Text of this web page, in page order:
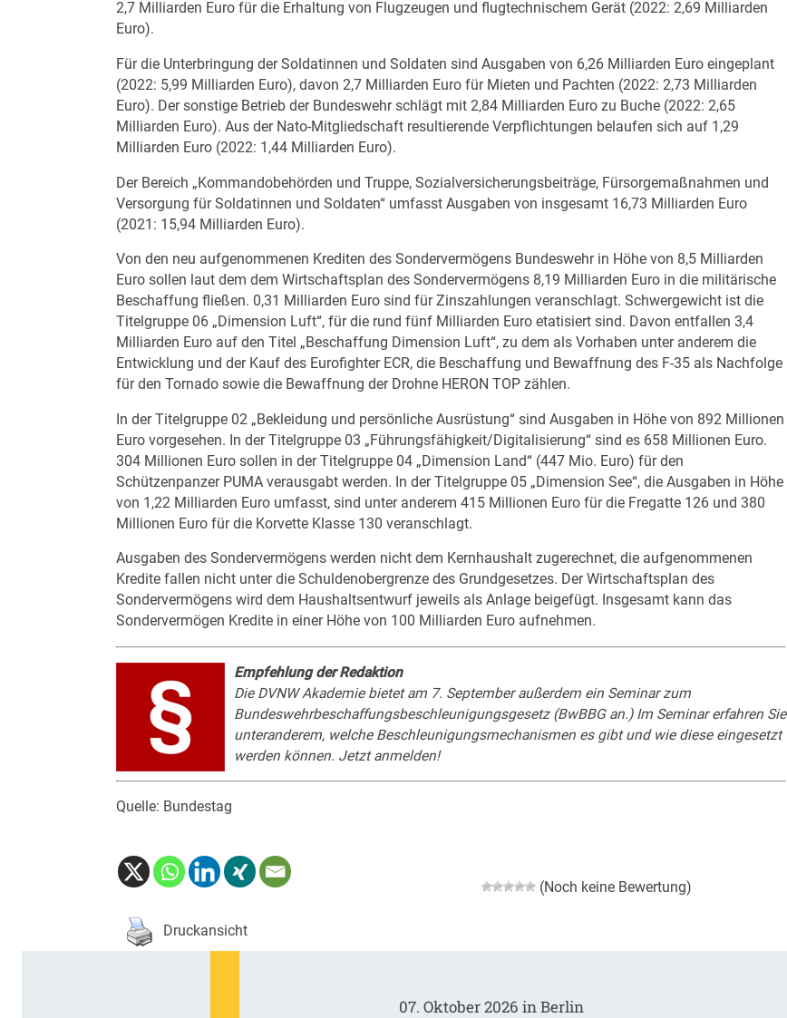
2,7 Milliarden Euro für die Erhaltung von Flugzeugen und flugtechnischem Gerät (2022: 2,69 Milliarden
Euro).
Für die Unterbringung der Soldatinnen und Soldaten sind Ausgaben von 6,26 Milliarden Euro eingeplant
(2022: 5,99 Milliarden Euro), davon 2,7 Milliarden Euro für Mieten und Pachten (2022: 2,73 Milliarden
Euro). Der sonstige Betrieb der Bundeswehr schlägt mit 2,84 Milliarden Euro zu Buche (2022: 2,65
Milliarden Euro). Aus der Nato-Mitgliedschaft resultierende Verpflichtungen belaufen sich auf 1,29
Milliarden Euro (2022: 1,44 Milliarden Euro).
Der Bereich „Kommandobehörden und Truppe, Sozialversicherungsbeiträge, Fürsorgemaßnahmen und
Versorgung für Soldatinnen und Soldaten“ umfasst Ausgaben von insgesamt 16,73 Milliarden Euro
(2021: 15,94 Milliarden Euro).
Von den neu aufgenommenen Krediten des Sondervermögens Bundeswehr in Höhe von 8,5 Milliarden
Euro sollen laut dem dem Wirtschaftsplan des Sondervermögens 8,19 Milliarden Euro in die militärische
Beschaffung fließen. 0,31 Milliarden Euro sind für Zinszahlungen veranschlagt. Schwergewicht ist die
Titelgruppe 06 „Dimension Luft“, für die rund fünf Milliarden Euro etatisiert sind. Davon entfallen 3,4
Milliarden Euro auf den Titel „Beschaffung Dimension Luft“, zu dem als Vorhaben unter anderem die
Entwicklung und der Kauf des Eurofighter ECR, die Beschaffung und Bewaffnung des F-35 als Nachfolge
für den Tornado sowie die Bewaffnung der Drohne HERON TOP zählen.
In der Titelgruppe 02 „Bekleidung und persönliche Ausrüstung“ sind Ausgaben in Höhe von 892 Millionen
Euro vorgesehen. In der Titelgruppe 03 „Führungsfähigkeit/Digitalisierung“ sind es 658 Millionen Euro.
304 Millionen Euro sollen in der Titelgruppe 04 „Dimension Land“ (447 Mio. Euro) für den
Schützenpanzer PUMA verausgabt werden. In der Titelgruppe 05 „Dimension See“, die Ausgaben in Höhe
von 1,22 Milliarden Euro umfasst, sind unter anderem 415 Millionen Euro für die Fregatte 126 und 380
Millionen Euro für die Korvette Klasse 130 veranschlagt.
Ausgaben des Sondervermögens werden nicht dem Kernhaushalt zugerechnet, die aufgenommenen
Kredite fallen nicht unter die Schuldenobergrenze des Grundgesetzes. Der Wirtschaftsplan des
Sondervermögens wird dem Haushaltsentwurf jeweils als Anlage beigefügt. Insgesamt kann das
Sondervermögen Kredite in einer Höhe von 100 Milliarden Euro aufnehmen.
Empfehlung der Redaktion
Die DVNW Akademiebietet am 7. September außerdem ein Seminar zum
Bundeswehrbeschaffungsbeschleunigungsgesetz (BwBBG an.) Im Seminar erfahren Sie
unteranderem, welche Beschleunigungsmechanismen es gibt und wie diese eingesetzt
werden können. Jetzt anmelden!
Quelle: Bundestag
(Noch keine Bewertung)
Druckansicht
07. Oktober 2026 in Berlin